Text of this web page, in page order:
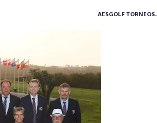
AESGOLF TORNEOS.